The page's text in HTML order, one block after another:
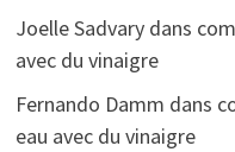
Joelle Sadvarydans
avec du vinaigre
Fernando Damm dans
eau avec du vinaigre